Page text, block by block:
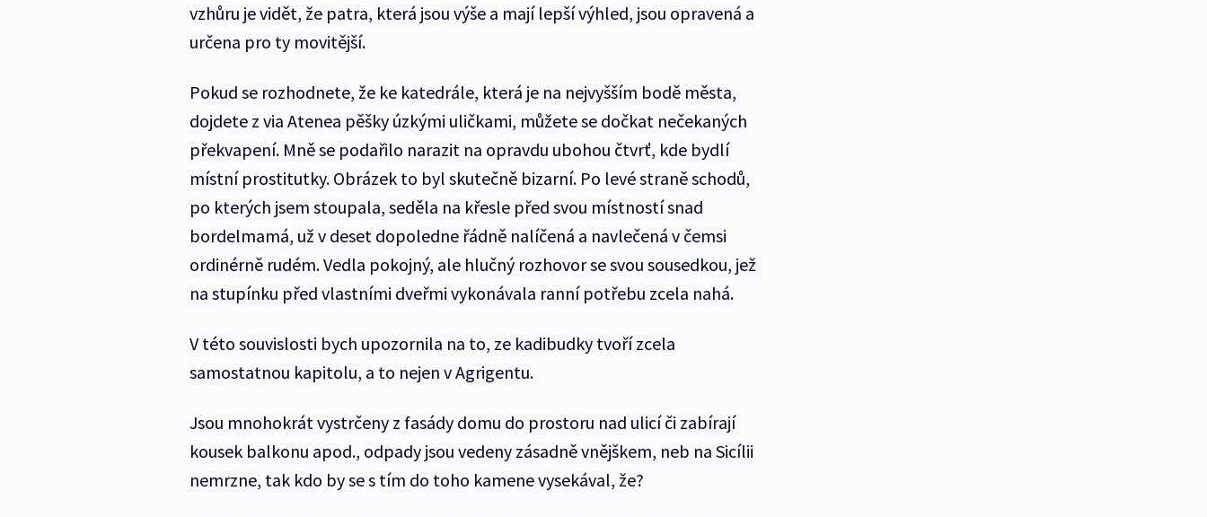
vzhůru je vidět, že patra, která jsou výše a mají lepší výhled, jsou opravená a
určena pro ty movitější.
Pokud se rozhodnete, že ke katedrále, která je na nejvyšším bodě města,
dojdete z via Atenea pěšky úzkými uličkami, můžete se dočkat nečekaných
překvapení. Mně se podařilo narazit na opravdu ubohou čtvrť, kde bydlí
místní prostitutky. Obrázek to byl skutečně bizarní. Po levé straně schodů,
po kterých jsem stoupala, seděla na křesle před svou místností snad
bordelmamá, už v deset dopoledne řádně nalíčená a navlečená v čemsi
ordinérně rudém. Vedla pokojný, ale hlučný rozhovor se svou sousedkou, jež
na stupínku před vlastními dveřmi vykonávala ranní potřebu zcela nahá.
V této souvislosti bych upozornila na to, ze kadibudky tvoří zcela
samostatnou kapitolu, a to nejen v Agrigentu.
Jsou mnohokrát vystrčeny z fasády domu do prostoru nad ulicí či zabírají
kousek balkonu apod., odpady jsou vedeny zásadně vnějškem, neb na Sicílii
nemrzne, tak kdo by se s tím do toho kamene vysekával, že?